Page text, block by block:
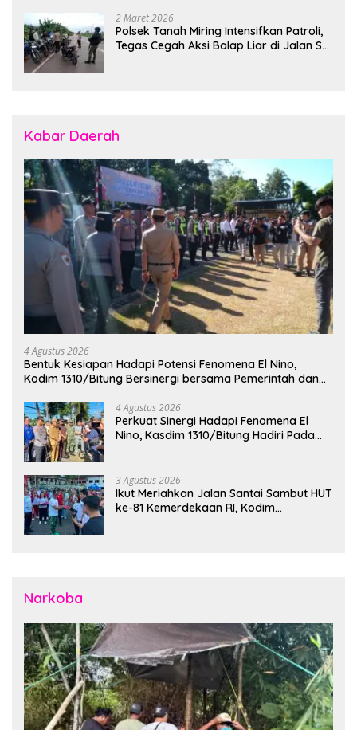
2 Maret 2026
Polsek Tanah Miring Intensifkan Patroli,
Tegas Cegah Aksi Balap Liar di Jalan SP
Kabar Daerah
4 Agustus 2026
Bentuk Kesiapan Hadapi Potensi Fenomena El Nino,
Kodim 1310/Bitung Bersinergi bersama Pemerintah dan
Bencana
4 Agustus 2026
Perkuat Sinergi Hadapi Fenomena El
Nino, Kasdim 1310/Bitung Hadiri Pada
3 Agustus 2026
Ikut Meriahkan Jalan Santai Sambut HUT
ke-81 Kemerdekaan RI, Kodim
Narkoba